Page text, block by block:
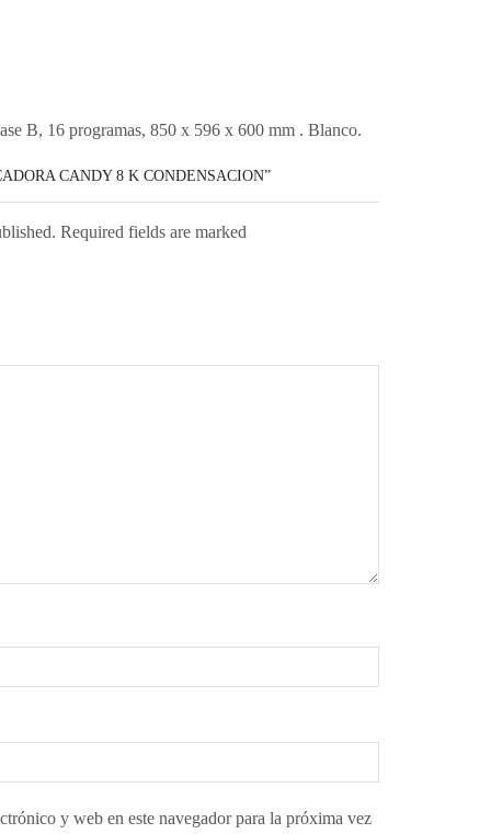
B, 16 programas, 850 x 596 x 600 mm . Blanco.
CANDY 8 K CONDENSACION”
Required fields are marked
y web en este navegador para la próxima vez